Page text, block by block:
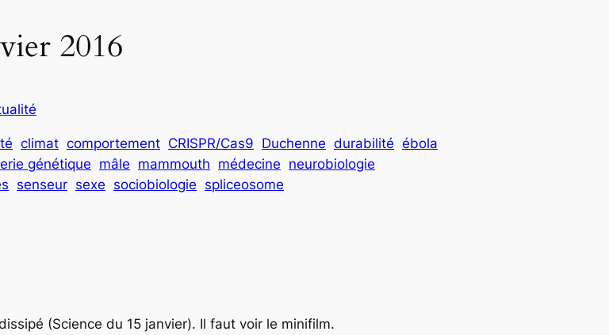
2016
climat comportement CRISPR/Cas9 Duchenne durabilité ébola
génétique mâle mammouth médecine neurobiologie
senseur sexe sociobiologie spliceosome
(Science du 15 janvier). Il faut voir le minifilm.